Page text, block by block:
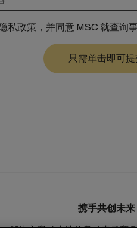
私政策，并同意 MSC 就查询
携手共创未来
解决方案 本地信息 电子商